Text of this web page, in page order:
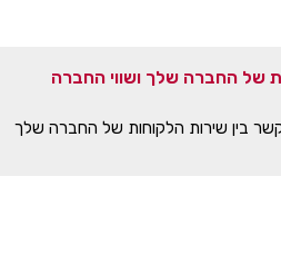
של החברה שלך ושווי החברה
בין שירות הלקוחות של החברה שלך